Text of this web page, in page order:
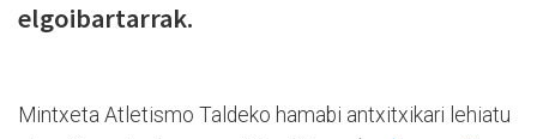
elgoibartarrak.
Mintxeta Atletismo Taldeko hamabi antxitxikari lehiatu